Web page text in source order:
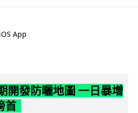
iOS App
開發防曬地圖 一日暴增
首